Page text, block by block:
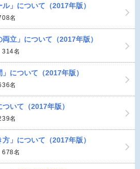
ル」について（2017年版）
名
両立」について（2017年版）
314名
」について（2017年版）
名
ついて（2017年版）
名
方」について（2017年版）
678名